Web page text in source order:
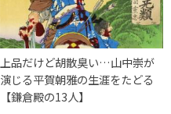
上品だけど胡散臭い…山中崇が
演じる平賀朝雅の生涯をたどる
【鎌倉殿の13人】